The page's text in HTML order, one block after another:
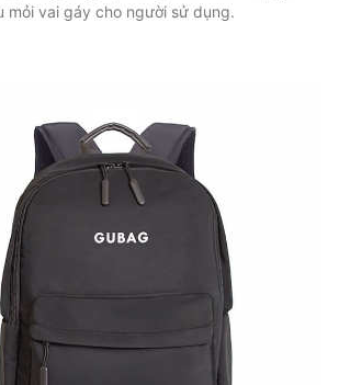
mỏi vai gáy cho người sử dụng.